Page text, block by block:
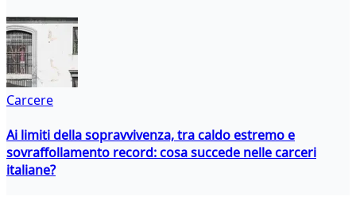
Carcere
Ai limiti della sopravvivenza, tra caldo estremo e
sovraffollamento record: cosa succede nelle carceri
italiane?